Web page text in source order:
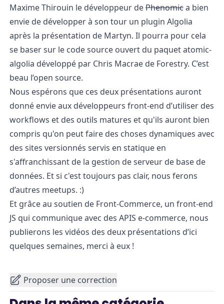
Maxime Thirouin le développeur dePhenomica bien
envie de développer à son tour un plugin Algolia
après la présentation de Martyn. Il pourra pour cela
se baser sur le code source ouvertdu paquetatomic-
algolia développé par Chris Macrae de Forestry. C’est
beau l’open source.
Nous espérons que ces deux présentations auront
donné envie aux développeurs front-end d’utiliser des
workflows et des outils matures et qu'ils auront bien
compris qu'on peut faire des choses dynamiques avec
des sites versionnés servis en statique en
s'affranchissant de la gestion de serveur de base de
données. Et si c'est toujours pas clair, nous ferons
d’autres meetups. :)
Et grâce au soutien de Front-Commerce, un front-end
JS qui communique avec des APIS e-commerce, nous
publierons les vidéos des deux présentations d’ici
quelques semaines, merci à eux !
Proposer une correction